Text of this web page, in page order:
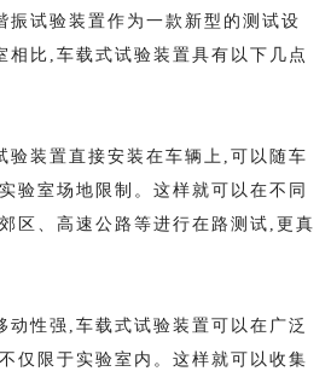
试验装置作为一款新型的测试设
相比,车载式试验装置具有以下几点
装置直接安装在车辆上,可以随车
验室场地限制。这样就可以在不同
区、高速公路等进行在路测试,更真
性强,车载式试验装置可以在广泛
仅限于实验室内。这样就可以收集